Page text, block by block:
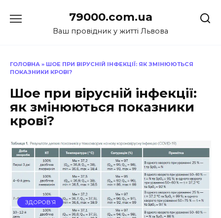
до
79000.com.ua
Ваш провідник у житті Львова
ГОЛОВНА » ШОЕ ПРИ ВІРУСНІЙ ІНФЕКЦІЇ: ЯК ЗМІНЮЮТЬСЯ
ПОКАЗНИКИ КРОВІ?
Шое при вірусній інфекції:
як змінюються показники
крові?
ЗДОРОВ’Я